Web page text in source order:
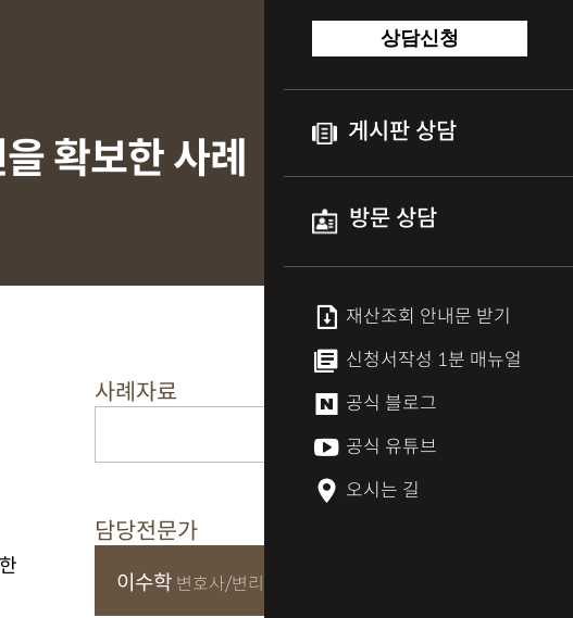
상담신청
게시판 상담
방문 상담
재산조회 안내문 받기
신청서작성 1분 매뉴얼
공식 블로그
공식 유튜브
오시는 길
확보한 사례
사례자료
담당전문가
이수학 변호사/변리사